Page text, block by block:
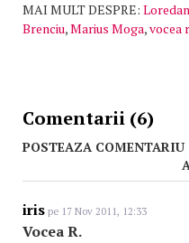
MAI MULT DESPRE:
Brenciu,Marius Moga,vocea
Comentarii (6)
POSTEAZA COMENTARIU
iris pe 17 Nov 2011, 12:33
Vocea R.